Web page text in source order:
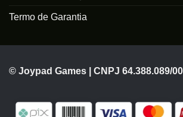
Termo de Garantia
© Joypad Games | CNPJ 64.388.089/